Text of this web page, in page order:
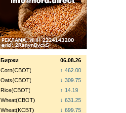
Биржи
06.08.26
Corn(CBOT)
↑ 462.00
Oats(CBOT)
↓ 309.75
Rice(CBOT)
↑ 14.19
Wheat(CBOT)
↓ 631.25
Wheat(KCBT)
↓ 699.75